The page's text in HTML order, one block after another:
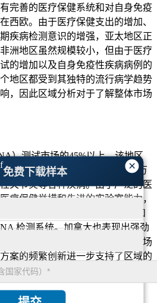
×
免费下载样本
完善的医疗保健系统和对自身免疫
西欧。由于医疗保健支出的增加、
疾病检测意识的增强，亚太地区正
洲地区虽然规模较小，但由于医疗
的增加以及自身免疫性疾病病例的
地区都受到其独特的流行病学趋势
，因此区域分析对于了解整体市场
）测试市场的45%以上。该地区
性疾病的高发病率，超过 5000 万
关节炎等各种疾病。由于广泛的医
疗保健举措和先进的实验室能力，
地位。该地区超过 70% 的医院和
检测系统。加拿大也表现出强劲
重检测和免疫荧光检测。主要市场
案的频繁创新进一步支持了区域的